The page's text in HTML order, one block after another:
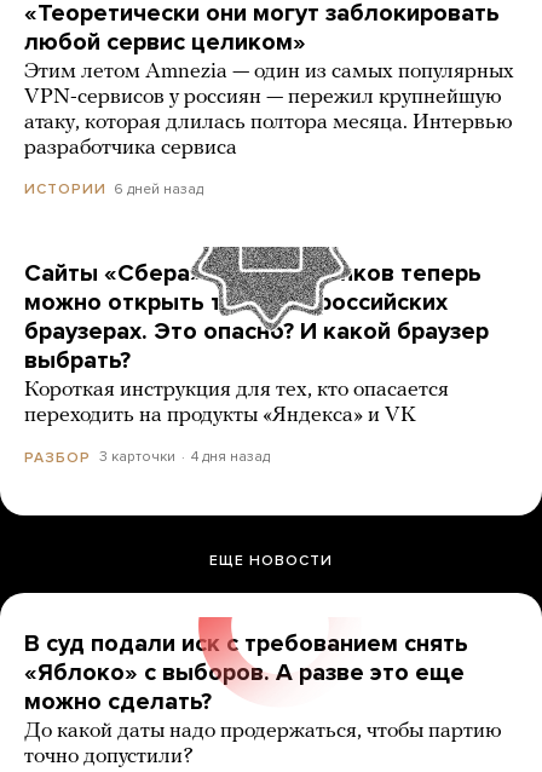
«Теоретически они могут заблокировать
любой сервис целиком»
Этим летом Amnezia — один из самых популярных
VPN-сервисов у россиян — пережил крупнейшую
атаку, которая длилась полтора месяца. Интервью
разработчика сервиса
ИСТОРИИ 6 дней назад
Сайты «Сбера» и других банков теперь
можно открыть только в российских
браузерах. Это опасно? И какой браузер
выбрать?
Короткая инструкция для тех, кто опасается
переходить на продукты «Яндекса» и VK
РАЗБОР 3 карточки 4 дня назад
ЕЩЕ НОВОСТИ
В суд подали иск с требованием снять
«Яблоко» с выборов. А разве это еще
можно сделать?
До какой даты надо продержаться, чтобы партию
точно допустили?